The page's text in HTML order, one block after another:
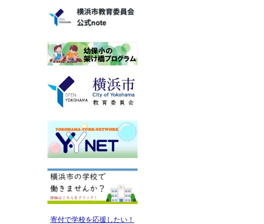
寄付で学校を応援したい！